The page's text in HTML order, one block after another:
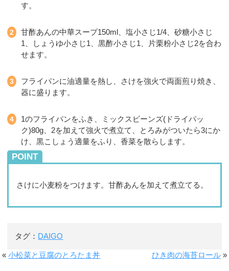
す。
甘酢あんの中華スープ150ml、塩小さじ1/4、砂糖小さじ
1、しょうゆ小さじ1、黒酢小さじ1、片栗粉小さじ2を合わ
せます。
フライパンに油適量を熱し、さけを強火で両面煎り焼き、
器に盛ります。
1のフライパンをふき、ミックスビーンズ(ドライパッ
ク)80g、2を加えて強火で煮立て、とろみがついたら3にか
け、黒こしょう適量をふり、香菜を散らします。
POINT
さけに小麦粉をつけます。甘酢あんを加えて煮立てる。
タグ： DAIGO
«小松菜と豆腐のとろたま丼 ひき肉の海苔ロール»